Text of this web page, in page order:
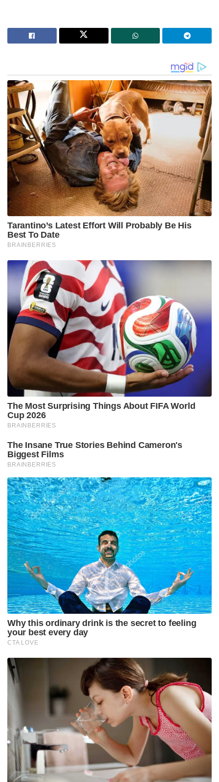
ജൂൺ 15-ന് രാവിലെ 8:30-ന് തമ്പാനൂർ ബസ്
ടെർമിനലിൽ വെച്ച് മുഖ്യമന്ത്രി വി. ഡി. സതീശൻ
Stories you may like
‘ഭക്ഷണം കഴിച്ചതിന് പിന്നാലെ മരണം;
പാകിസ്താനിൽ ലഷ്കർ കമാൻഡർ കൊല്ലപ്പെട്ടു!’:
അജ്ഞാത തോക്കുധാരികളുടെ പേടിസ്വപ്നത്തിൽ
ഭീകരർ
‘റഷ്യയിൽ നിന്ന് ഇന്ത്യയിലേക്ക് തീവണ്ടി പാത!;
പാകിസ്താനും അഫ്ഗാനിസ്താനും വഴി പുതിയ
റെയിൽ പദ്ധതിയുമായി പുടിന്റെ ഉപപ്രധാനമന്ത്രി!
സിറ്റി ഫാസ്റ്റ്, ഫാസ്റ്റ് പാസഞ്ചർ, സൂപ്പർഫാസ്റ്റ്
ഉൾപ്പെടെയുള്ള മറ്റ് മുകളിലോട്ടുള്ള എല്ലാ സൂപ്പർ
ക്ലാസ് സർവീസുകളിലും,
കെ-സ്വിഫ്റ്റ് ബസുകളിലും സൗജന്യ യാത്ര ലഭിക്കില്ല.
കൂടാതെ ഉത്സവകാല സ്‌പെഷ്യൽ സർവീസുകൾ,
സർവീസുകൾ, ചാർട്ടേഡ് ട്രിപ്പുകൾ എന്നിവയിലും ഈ
ആനുകൂല്യം ഉണ്ടായിരിക്കുന്നതല്ല. പ്രതിദിനം എത്ര
സ്ത്രീകൾ ഈ പദ്ധതി ഉപയോഗപ്പെടുത്തുന്നുണ്ടെന്ന്
കൃത്യമായി കണക്കാക്കാനും യാത്രാച്ചെലവുകൾ
തിട്ടപ്പെടുത്താനുമായി കണ്ടക്ടർമാർ യാത്രക്കാർക്ക്
തുക ഈടാക്കാതെ ‘സീറോ ടിക്കറ്റ്’ വിതരണം ചെയ്യും.
Tags: ksrtc free ticket for women udf keralam ksrtc